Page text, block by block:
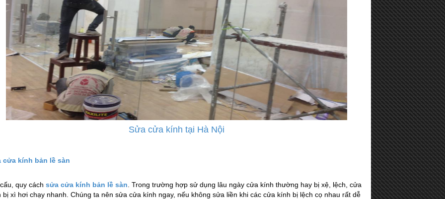
Sửa cửa kính tại Hà Nội
cửa kính bản lề sàn
quy cách sửa cửa kính bản lề sàn . Trong trường hợp sử dụng lâu ngày cửa kính thường hay bị xệ, lệch, cửa
bị xì hơi chạy nhanh. Chúng ta nên sửa cửa kính ngay, nếu không sửa liền khi các cửa kính bị lệch cọ nhau rất dễ